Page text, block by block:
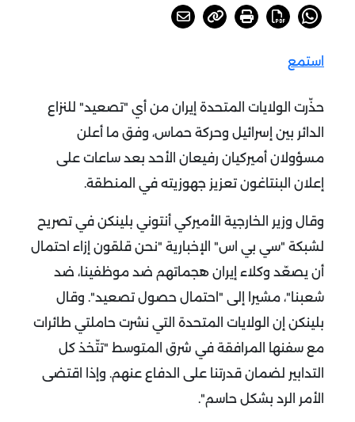
استمع
حذّرت الولايات المتحدة إيران من أي "تصعيد" للنزاع
الدائر بين إسرائيل وحركة حماس، وفق ما أعلن
مسؤولان أميركيان رفيعان الأحد بعد ساعات على
إعلان البنتاغون تعزيز جهوزيته في المنطقة.
وقال وزير الخارجية الأميركي أنتوني بلينكن في تصريح
لشبكة "سي بي اس" الإخبارية "نحن قلقون إزاء احتمال
أن يصعّد وكلاء إيران هجماتهم ضد موظفينا، ضد
شعبنا"، مشيرا إلى "احتمال حصول تصعيد". وقال
بلينكن إن الولايات المتحدة التي نشرت حاملتي طائرات
مع سفنها المرافقة في شرق المتوسط "تتّخذ كل
التدابير لضمان قدرتنا على الدفاع عنهم. وإذا اقتضى
الأمر الرد بشكل حاسم".